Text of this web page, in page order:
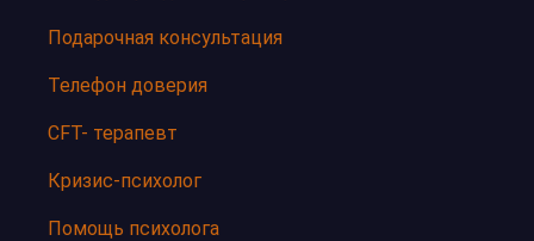
Подарочная консультация
Телефон доверия
CFT- терапевт
Кризис-психолог
Помощь психолога